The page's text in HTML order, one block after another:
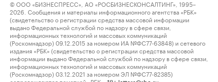
© ООО «БИЗНЕСПРЕСС», АО «РОСБИЗНЕСКОНСАЛТИНГ», 1995–
2026. Сообщения и материалы информационного агентства «РБК»
(свидетельство о регистрации средства массовой информации
выдано Федеральной службой по надзору в сфере связи,
информационных технологий и массовых коммуникаций
(Роскомнадзор) 09.12.2015 за номером ИА №ФС77-63848) и сетевого
издания «РБК» (свидетельство о регистрации средства массовой
информации выдано Федеральной службой по надзору в сфере связи,
информационных технологий и массовых коммуникаций
(Роскомнадзор) 03.12.2021 за номером ЭЛ №ФС77-82385)